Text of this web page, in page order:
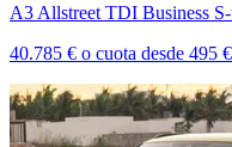
A3 Allstreet TDI Business
40.785 € o cuota desde 495